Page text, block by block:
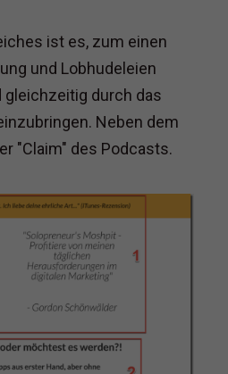
ist es, zum einen
und Lobhudeleien
gleichzeitig durch das
Neben dem
"Claim" des Podcasts.